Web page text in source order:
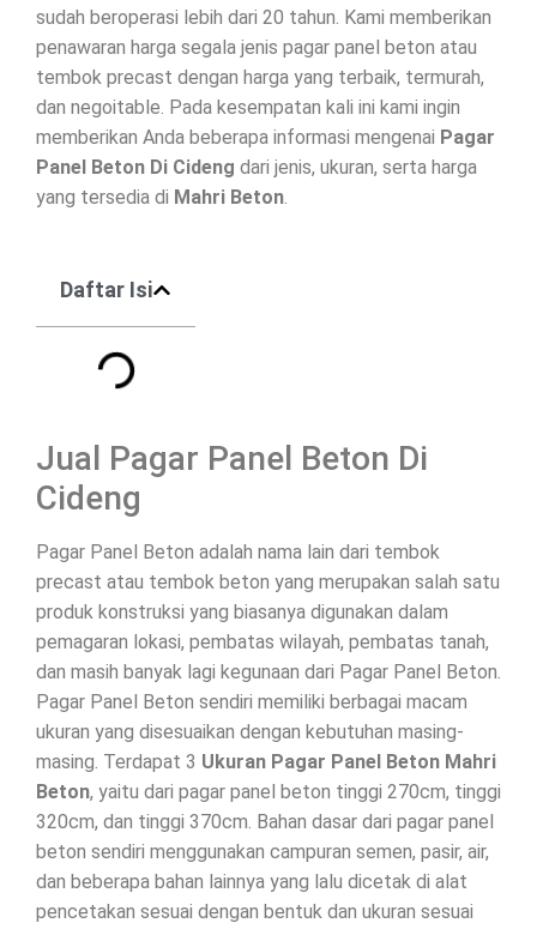
sudah beroperasi lebih dari 20 tahun. Kami memberikan
penawaran harga segala jenis pagar panel beton atau
tembok precast dengan harga yang terbaik, termurah,
dan negoitable. Pada kesempatan kali ini kami ingin
memberikan Anda beberapa informasi mengenai Pagar
Panel Beton Di Cideng dari jenis, ukuran, serta harga
yang tersedia di Mahri Beton
Daftar Isi
Jual Pagar Panel Beton Di
Cideng
Pagar Panel Beton adalah nama lain dari tembok
precast atau tembok beton yang merupakan salah satu
produk konstruksi yang biasanya digunakan dalam
pemagaran lokasi, pembatas wilayah, pembatas tanah,
dan masih banyak lagi kegunaan dari Pagar Panel Beton.
Pagar Panel Beton sendiri memiliki berbagai macam
ukuran yang disesuaikan dengan kebutuhan masing-
masing. Terdapat 3 Ukuran Pagar Panel Beton Mahri
Beton, yaitu dari pagar panel beton tinggi 270cm, tinggi
320cm, dan tinggi 370cm. Bahan dasar dari pagar panel
beton sendiri menggunakan campuran semen, pasir, air,
dan beberapa bahan lainnya yang lalu dicetak di alat
pencetakan sesuai dengan bentuk dan ukuran sesuai